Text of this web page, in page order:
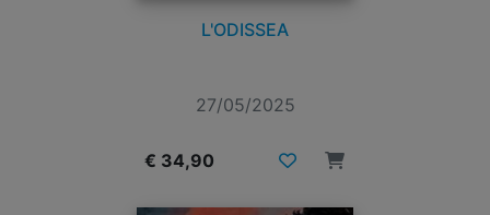
L'ODISSEA
27/05/2025
€ 34,90